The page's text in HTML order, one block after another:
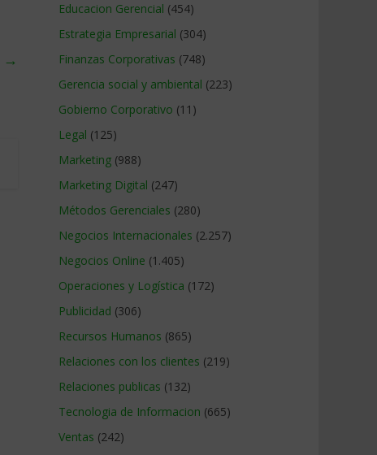
→
Educacion Gerencial (454)
Estrategia Empresarial (304)
Finanzas Corporativas (748)
Gerencia social y ambiental (223)
Gobierno Corporativo (11)
Legal (125)
Marketing (988)
Marketing Digital (247)
Métodos Gerenciales (280)
Negocios Internacionales (2.257)
Negocios Online (1.405)
Operaciones y Logística (172)
Publicidad (306)
Recursos Humanos (865)
Relaciones con los clientes (219)
Relaciones publicas (132)
Tecnologia de Informacion (665)
Ventas (242)